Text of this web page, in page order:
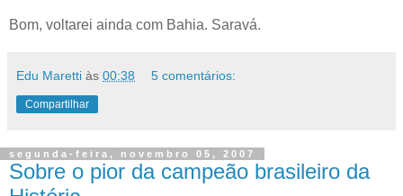
Bom, voltarei ainda com Bahia. Saravá.
Edu Maretti às 00:38 5 comentários:
Compartilhar
segunda-feira, novembro 05, 2007
Sobre o pior da campeão brasileiro da